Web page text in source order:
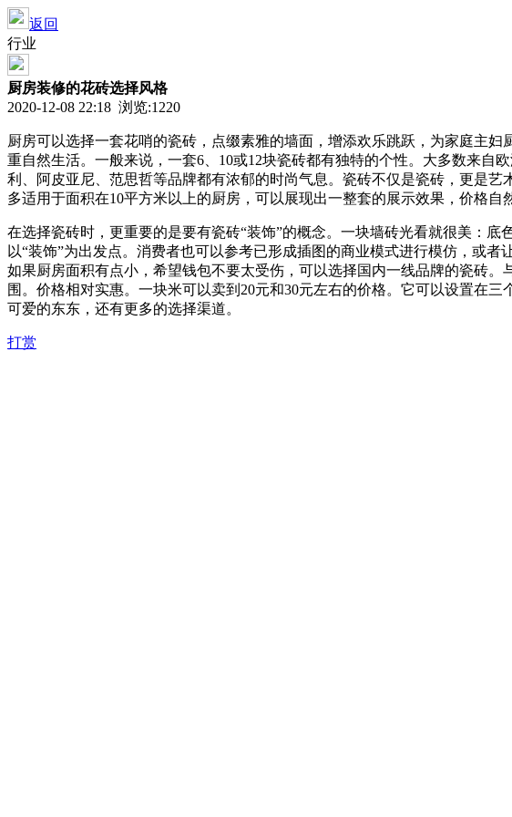
返回
行业
厨房装修的花砖选择风格
2020-12-08 22:18 浏览:1220
厨房可以选择一套花哨的瓷砖，点缀素雅的墙面，增添欢乐跳跃，为家庭主
重自然生活。一般来说，一套6、10或12块瓷砖都有独特的个性。大多数来
利、阿皮亚尼、范思哲等品牌都有浓郁的时尚气息。瓷砖不仅是瓷砖，更是
多适用于面积在10平方米以上的厨房，可以展现出一整套的展示效果，价格自
在选择瓷砖时，更重要的是要有瓷砖“装饰”的概念。一块墙砖光看就很美：
以“装饰”为出发点。消费者也可以参考已形成插图的商业模式进行模仿，或
如果厨房面积有点小，希望钱包不要太受伤，可以选择国内一线品牌的瓷砖
围。价格相对实惠。一块米可以卖到20元和30元左右的价格。它可以设置在
可爱的东东，还有更多的选择渠道。
打赏